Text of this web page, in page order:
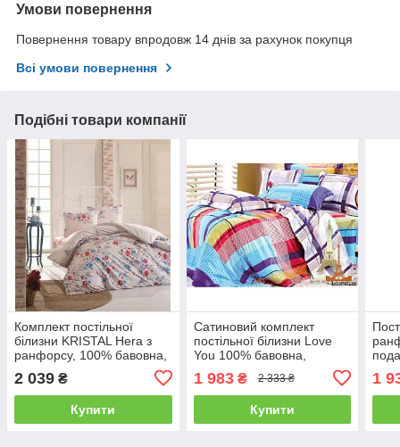
Умови повернення
Повернення товару впродовж 14 днів за рахунок покупця
Всі умови повернення
Подібні товари компанії
Комплект постільної
білизни KRISTAL Hera з
ранфорсу, 100% бавовна,
двоспальний - євро
2 039 ₴
Купити
Сатиновий комплект
постільної білизни Love
You 100% бавовна,
двоспальний - євро
1 983₴ 2 333 ₴
Купити
1